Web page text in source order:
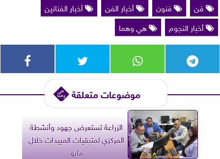
فن
فنون أخبار الفن
أخبار الفنانين
أخبار النجوم
هي وهما
موضوعات متعلقة
الزراعة تستعرض جهود وأنشطة
المركزي لمتبقيات المبيدات خلال
مايو